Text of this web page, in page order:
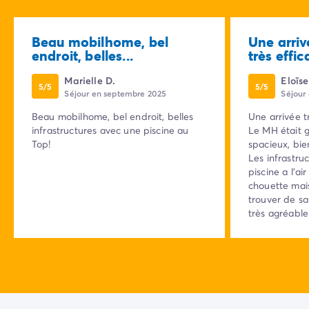
Beau mobilhome, bel
endroit, belles...
5/5 Marielle D.
Séjour en septembre 2025
Beau mobilhome, bel endroit, belles
infrastructures avec une piscine au
Top!
Une
très
5/5
Séjour
Une arrivée
Le MH était
spacieux,
Les
piscine a
chouette
trouver de
très